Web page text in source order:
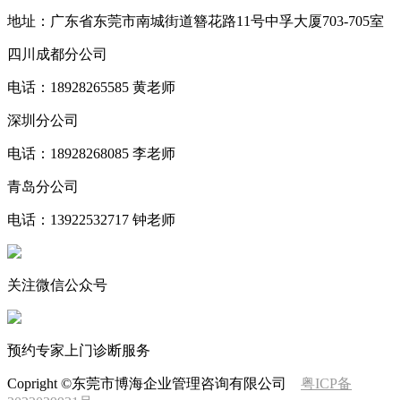
地址：广东省东莞市南城街道簪花路11号中孚大厦703-705室
四川成都分公司
电话：18928265585 黄老师
深圳分公司
电话：18928268085 李老师
青岛分公司
电话：13922532717 钟老师
关注微信公众号
预约专家上门诊断服务
Copright ©东莞市博海企业管理咨询有限公司 粤ICP备